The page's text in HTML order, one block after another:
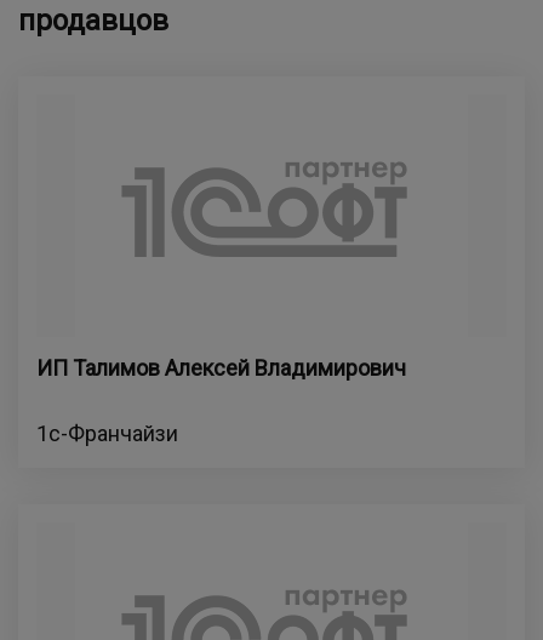
продавцов
ИП Талимов Алексей Владимирович
1с-Франчайзи